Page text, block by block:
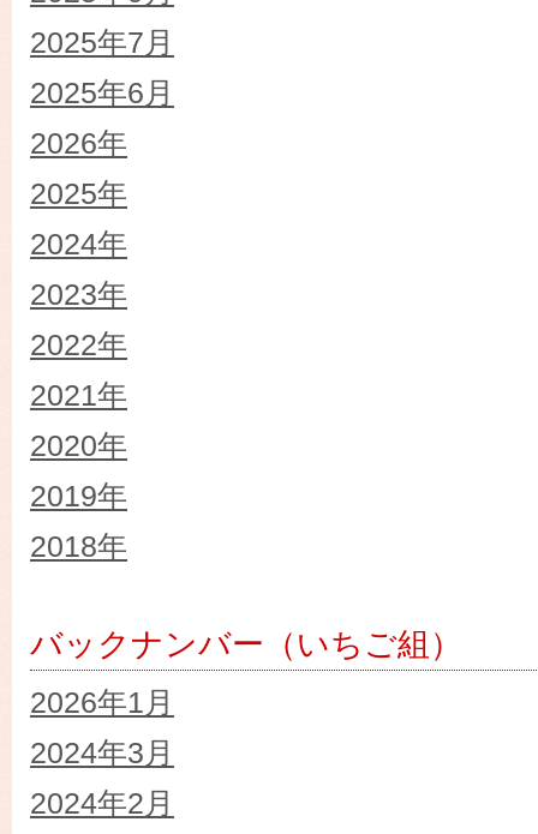
2025年7月
2025年6月
2026年
2025年
2024年
2023年
2022年
2021年
2020年
2019年
2018年
バックナンバー（いちご組）
2026年1月
2024年3月
2024年2月